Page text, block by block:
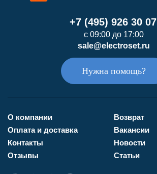
+7 (495) 926 30 07
с 09:00 до 17:00
sale@electroset.ru
Нужна помощь?
О компании
Оплата и доставка
Контакты
Отзывы
Возврат
Вакансии
Новости
Статьи